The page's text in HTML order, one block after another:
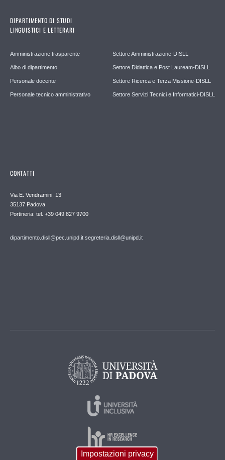
DIPARTIMENTO DI STUDI
LINGUISTICI E LETTERARI
Amministrazione trasparente
Albo di dipartimento
Personale docente
Personale tecnico amministrativo
Settore Amministrazione-DISLL
Settore Didattica e Post Lauream-DISLL
Settore Ricerca e Terza Missione-DISLL
Settore Servizi Tecnici e Informatici-DISLL
CONTATTI
Via E. Vendramini, 13
35137 Padova
Portineria: tel. +39 049 827 9700
dipartimento.disll@pec.unipd.it segreteria.disll@unipd.it
Impostazioni privacy